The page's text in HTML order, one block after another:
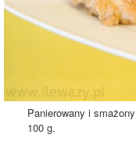
Kontakt
Panierowany i
100 g.